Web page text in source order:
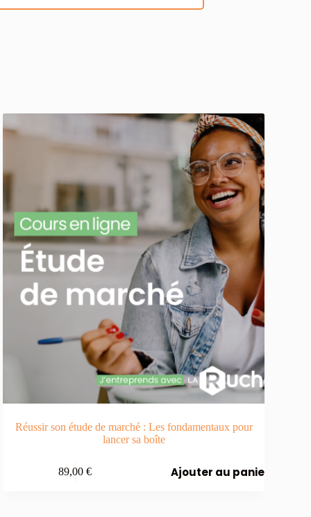
Réussir son étude de marché : Les fondamentaux pour
lancer sa boîte
89,00€ Ajouter au panier